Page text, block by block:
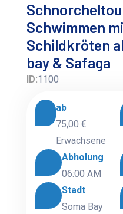
Schwimmen
Schildkröten
bay & Safaga
ID:1100
ab
75,00 €
Erwachsene
Abholung
06:00 AM
Stadt
Soma Bay